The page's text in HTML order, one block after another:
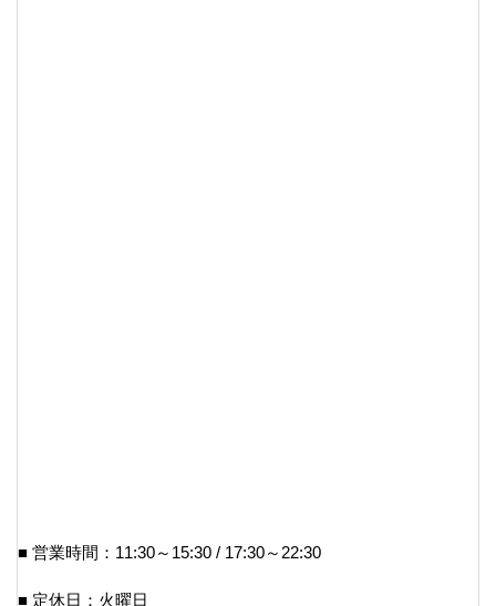
■ 営業時間：11:30～15:30 / 17:30～22:30
■ 定休日：火曜日